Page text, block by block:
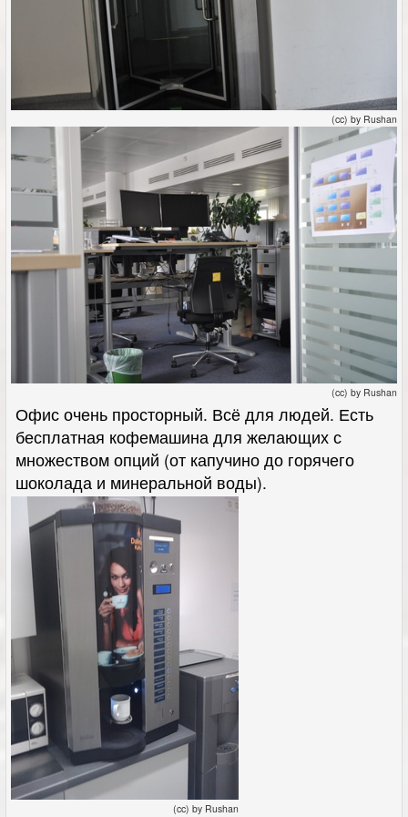
(cc) by Rushan
(cc) by Rushan
Офис очень просторный. Всё для людей. Есть
бесплатная кофемашина для желающих с
множеством опций (от капучино до горячего
шоколада и минеральной воды).
(cc) by Rushan